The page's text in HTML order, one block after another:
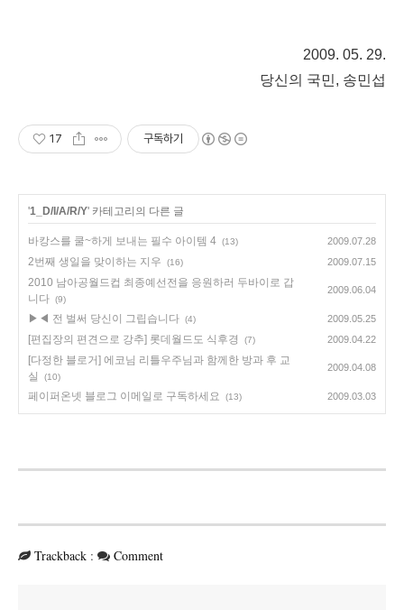
2009. 05. 29.
당신의 국민, 송민섭
17 구독하기
'1_D/I/A/R/Y' 카테고리의 다른 글
바캉스를 쿨~하게 보내는 필수 아이템 4 (13) 2009.07.28
2번째 생일을 맞이하는 지우 (16) 2009.07.15
2010 남아공월드컵 최종예선전을 응원하러 두바이로 갑
니다 (9)
2009.06.04
▶◀ 전 벌써 당신이 그립습니다 (4) 2009.05.25
[편집장의 편견으로 강추] 롯데월드도 식후경 (7) 2009.04.22
[다정한 블로거] 에코님 리틀우주님과 함께한 방과 후 교
실
(10)
2009.04.08
페이퍼온넷 블로그 이메일로 구독하세요 (13) 2009.03.03
Trackback : Comment